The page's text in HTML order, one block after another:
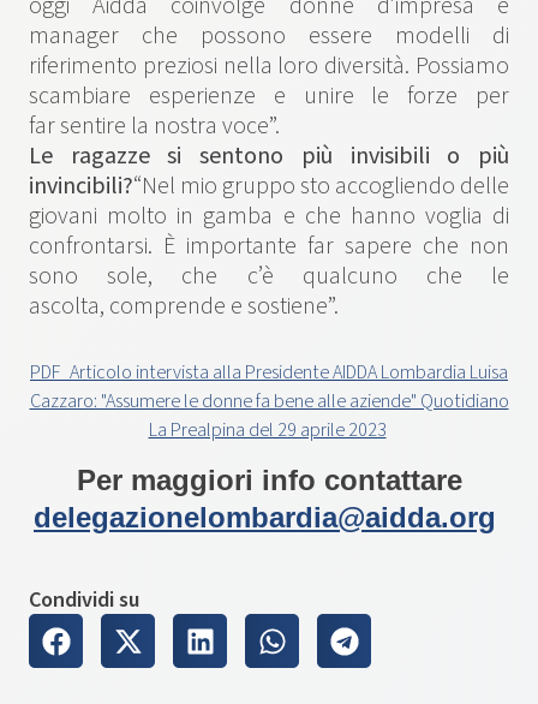
manager che possono essere modelli di
riferimento preziosi nella loro diversità. Possiamo
scambiare esperienze e unire le forze per
far sentire la nostra voce”.
Le ragazze si sentono più invisibili o più
invincibili?“Nel mio gruppo sto accogliendo delle
giovani molto in gamba e che hanno voglia di
confrontarsi. È importante far sapere che non
sono sole, che c’è qualcuno che le
ascolta, comprende e sostiene”.
PDF_Articolo intervista alla Presidente AIDDA Lombardia Luisa
Cazzaro: "Assumere le donne fa bene alle aziende" Quotidiano
La Prealpina del 29 aprile 2023
Per maggiori info contattare
delegazionelombardia@aidda.org
Condividi su